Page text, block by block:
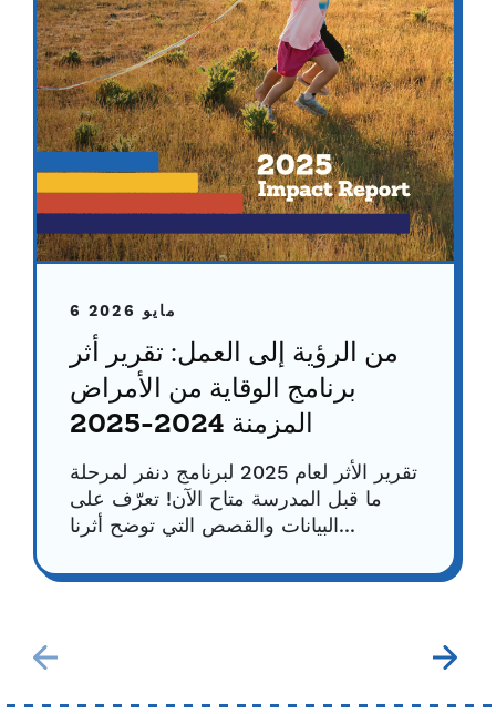
6 مايو 2026
من الرؤية إلى العمل: تقرير أثر
برنامج الوقاية من الأمراض
المزمنة 2024-2025
تقرير الأثر لعام 2025 لبرنامج دنفر لمرحلة
ما قبل المدرسة متاح الآن! تعرّف على
البيانات والقصص التي توضح أثرنا...